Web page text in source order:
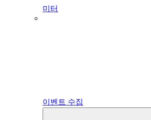
미터
이벤트 수집